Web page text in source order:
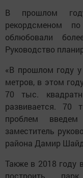
В прошлом
рекордсменом
облюбовали
Руководство
«В прошлом году
метров, в этом
70 тыс.
развивается.
проблем
заместитель
района Дамир
Также в 2018 году